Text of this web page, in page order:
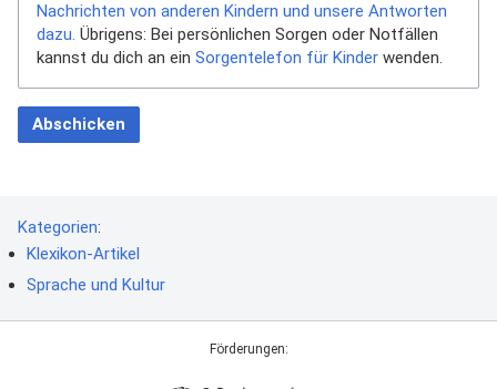
Nachrichten von anderen Kindern und unsere Antworten
dazu. Übrigens: Bei persönlichen Sorgen oder Notfällen
kannst du dich an ein Sorgentelefon für Kinder wenden.
Abschicken
Kategorien:
Klexikon-Artikel
Sprache und Kultur
Förderungen: